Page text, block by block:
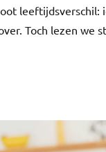
leeftijdsverschil:
Toch lezen we